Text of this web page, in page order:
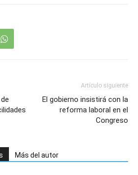
Artículo siguiente
El gobierno insistirá con la
reforma laboral en el
Congreso
Más del autor